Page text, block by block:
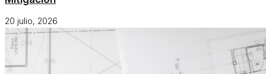
20 julio, 2026